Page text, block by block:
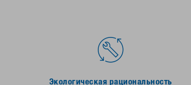
Экологическая рациональность